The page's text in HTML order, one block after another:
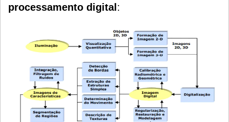
processamento digital :